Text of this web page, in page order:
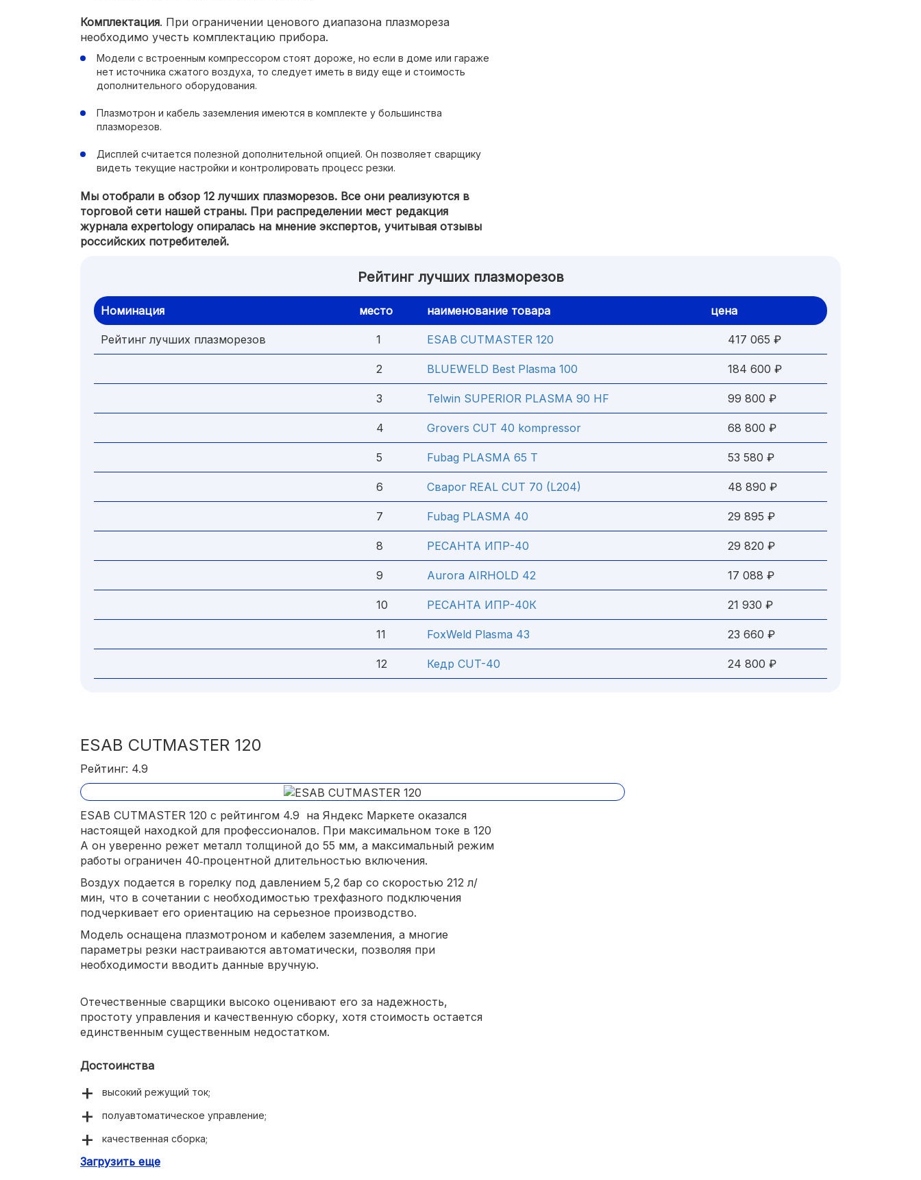
Комплектация. При ограничении ценового диапазона плазмореза
необходимо учесть комплектацию прибора.
Модели с встроенным компрессором стоят дороже, но если в доме или гараже
нет источника сжатого воздуха, то следует иметь в виду еще и стоимость
дополнительного оборудования.
Плазмотрон и кабель заземления имеются в комплекте у большинства
плазморезов.
Дисплей считается полезной дополнительной опцией. Он позволяет сварщику
видеть текущие настройки и контролировать процесс резки.
Мы отобрали в обзор 12 лучших плазморезов. Все они реализуются в
торговой сети нашей страны. При распределении мест редакция
журнала expertology опиралась на мнение экспертов, учитывая отзывы
российских потребителей.
Рейтинг лучших плазморезов
Номинация место наименование товара цена
Рейтинг лучших плазморезов 1 ESAB CUTMASTER 120 417 065 ₽
2 BLUEWELD Best Plasma 100 184 600 ₽
3 Telwin SUPERIOR PLASMA 90 HF 99 800 ₽
4 Grovers CUT 40 kompressor 68 800 ₽
5 Fubag PLASMA 65 T 53 580 ₽
6 Сварог REAL CUT 70 (L204) 48 890 ₽
7 Fubag PLASMA 40 29 895 ₽
8 РЕСАНТА ИПР-40 29 820 ₽
9 Aurora AIRHOLD 42 17 088 ₽
10 РЕСАНТА ИПР-40К 21 930 ₽
11 FoxWeld Plasma 43 23 660 ₽
12 Кедр CUT-40 24 800 ₽
ESAB CUTMASTER 120
Рейтинг: 4.9
ESAB CUTMASTER 120 с рейтингом 4.9 на Яндекс Маркете оказался
настоящей находкой для профессионалов. При максимальном токе в 120
А он уверенно режет металл толщиной до 55 мм, а максимальный режим
работы ограничен 40‑процентной длительностью включения.
Воздух подается в горелку под давлением 5,2 бар со скоростью 212 л/
мин, что в сочетании с необходимостью трехфазного подключения
подчеркивает его ориентацию на серьезное производство.
Модель оснащена плазмотроном и кабелем заземления, а многие
параметры резки настраиваются автоматически, позволяя при
необходимости вводить данные вручную.
Отечественные сварщики высоко оценивают его за надежность,
простоту управления и качественную сборку, хотя стоимость остается
единственным существенным недостатком.
Достоинства
высокий режущий ток;
полуавтоматическое управление;
качественная сборка;
удобство в работе.
Загрузить еще